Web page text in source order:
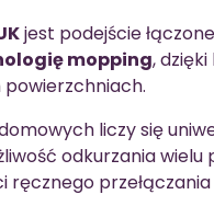
jest podejście
mopping,
liczy się
odkurzania
ręcznego